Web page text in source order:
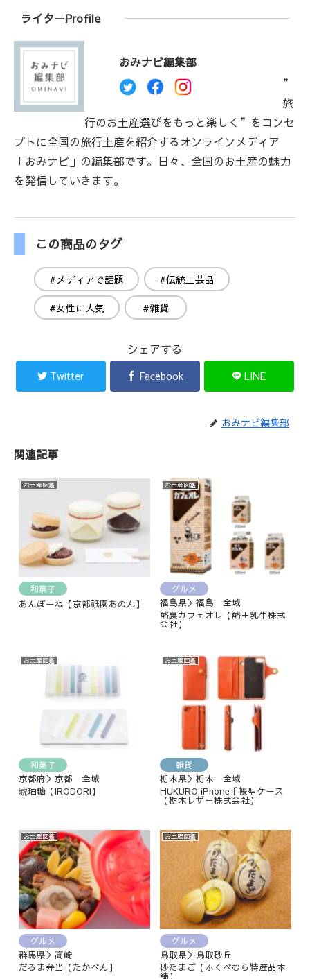
ライターProfile
おみナビ編集部
”
旅
行のお土産選びをもっと楽しく”をコンセ
プトに全国の旅行土産を紹介するオンラインメディア
「おみナビ」の編集部です。日々、全国のお土産の魅力
を発信していきます。
この商品のタグ
#メディアで話題 #伝統工芸品
#女性に人気 #雑貨
シェアする
Twitter Facebook LINE
おみナビ編集部
関連記事
お土産図鑑
和菓子
あんぽーね【京都祇園あのん】
お土産図鑑
グルメ
福島県＞福島 全域
酪農カフェオレ【酪王乳牛株式
会社】
お土産図鑑
和菓子
京都府＞京都 全域
琥珀糖【IRODORI】
お土産図鑑
雑貨
栃木県＞栃木 全域
HUKURO iPhone手帳型ケース
【栃木レザー株式会社】
お土産図鑑
グルメ
群馬県＞高崎
だるま弁当【たかべん】
お土産図鑑
グルメ
鳥取県＞鳥取砂丘
砂たまご【ふくべむら特産品本
舗】